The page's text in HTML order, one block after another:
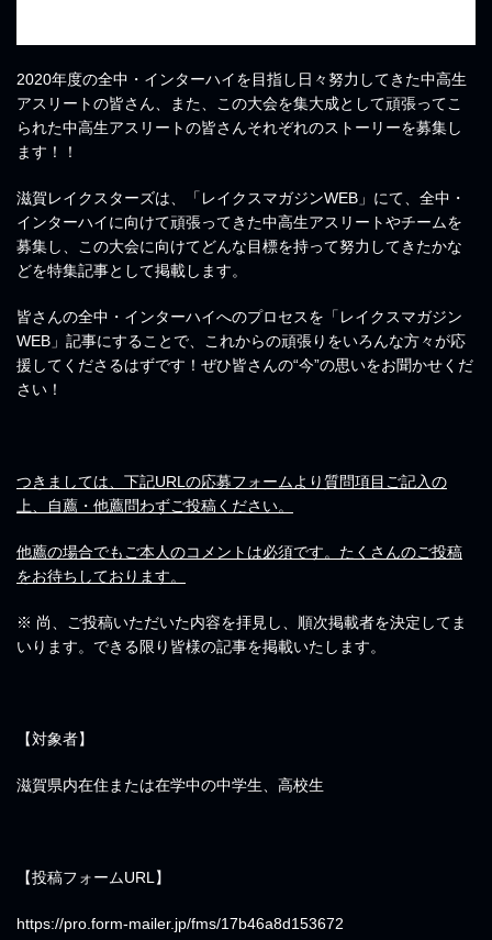
2020年度の全中・インターハイを目指し日々努力してきた中高生
アスリートの皆さん、また、この大会を集大成として頑張ってこ
られた中高生アスリートの皆さんそれぞれのストーリーを募集し
ます！！
滋賀レイクスターズは、「レイクスマガジンWEB」にて、全中・
インターハイに向けて頑張ってきた中高生アスリートやチームを
募集し、この大会に向けてどんな目標を持って努力してきたかな
どを特集記事として掲載します。
皆さんの全中・インターハイへのプロセスを「レイクスマガジン
WEB」記事にすることで、これからの頑張りをいろんな方々が応
援してくださるはずです！ぜひ皆さんの“今”の思いをお聞かせくだ
さい！
つきましては、下記URLの応募フォームより質問項目ご記入の
上、自薦・他薦問わずご投稿ください。
他薦の場合でもご本人のコメントは必須です。たくさんのご投稿
をお待ちしております。
※ 尚、ご投稿いただいた内容を拝見し、順次掲載者を決定してま
いります。できる限り皆様の記事を掲載いたします。
【対象者】
滋賀県内在住または在学中の中学生、高校生
【投稿フォームURL】
https://pro.form-mailer.jp/fms/17b46a8d153672